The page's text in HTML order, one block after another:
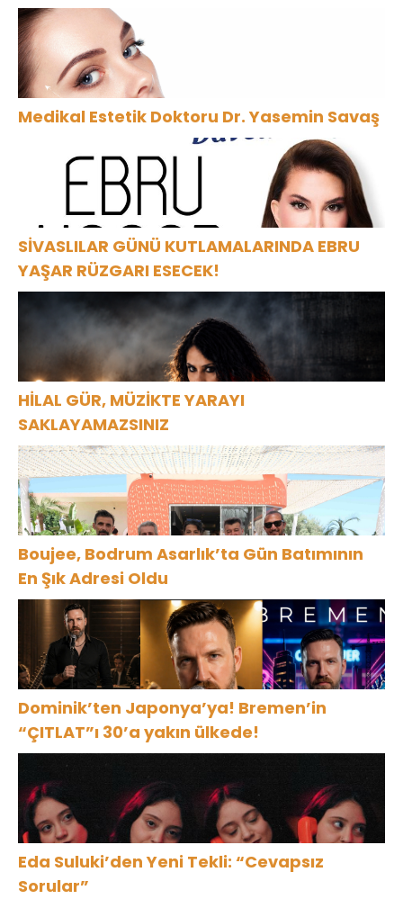
Medikal Estetik Doktoru Dr. Yasemin Savaş
SİVASLILAR GÜNÜ KUTLAMALARINDA EBRU
YAŞAR RÜZGARI ESECEK!
HİLAL GÜR, MÜZİKTE YARAYI
SAKLAYAMAZSINIZ
Boujee, Bodrum Asarlık’ta Gün Batımının
En Şık Adresi Oldu
Dominik’ten Japonya’ya! Bremen’in
“ÇITLAT”ı 30’a yakın ülkede!
Eda Suluki’den Yeni Tekli: “Cevapsız
Sorular”